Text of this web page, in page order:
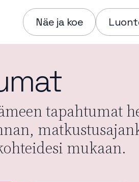
Näe ja koe
tapahtumat
mukaan.